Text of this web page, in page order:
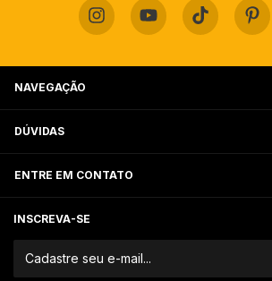
NAVEGAÇÃO
DÚVIDAS
ENTRE EM CONTATO
INSCREVA-SE